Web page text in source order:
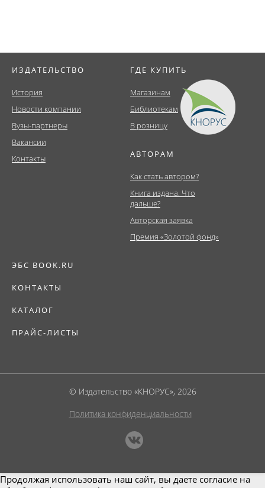
ИЗДАТЕЛЬСТВО
История
Новости компании
Вузы-партнеры
Вакансии
Контакты
ГДЕ КУПИТЬ
Магазинам
Библиотекам
В розницу
АВТОРАМ
Как стать автором?
Книга издана. Что
дальше?
Авторская заявка
Премия «Золотой фонд»
ЭБС BOOK.RU
КОНТАКТЫ
КАТАЛОГ
ПРАЙС-ЛИСТЫ
© Издательство «КНОРУС», 2026
Политика конфиденциальности
Продолжая использовать наш сайт, вы даете согласие на